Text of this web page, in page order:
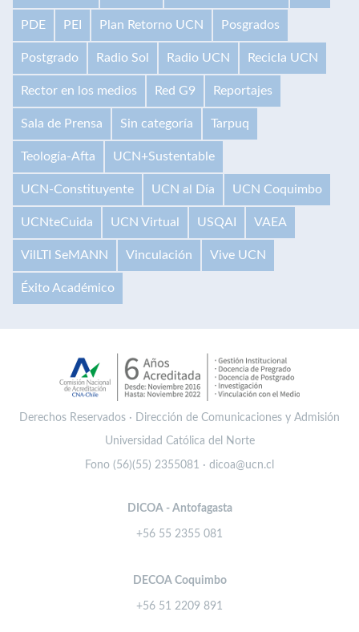
PDE PEI Plan Retorno UCN Posgrados
Postgrado Radio Sol Radio UCN Recicla UCN
Rector en los medios Red G9 Reportajes
Sala de Prensa Sin categoría Tarpuq
Teología-Afta UCN+Sustentable
UCN-Constituyente UCN al Día UCN Coquimbo
UCNteCuida UCN Virtual USQAI VAEA
VilLTI SeMANN Vinculación Vive UCN
Éxito Académico
Derechos Reservados · Dirección de Comunicaciones y Admisión
Universidad Católica del Norte
Fono (56)(55) 2355081 · dicoa@ucn.cl
DICOA - Antofagasta
+56 55 2355 081
DECOA Coquimbo
+56 51 2209 891